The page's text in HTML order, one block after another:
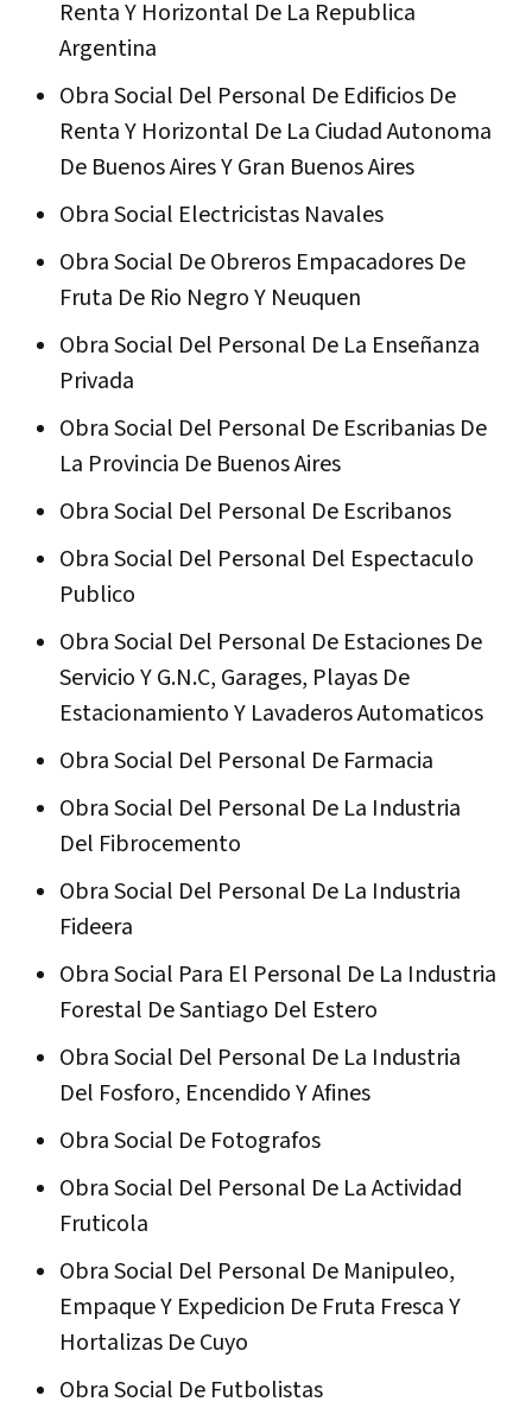
Renta Y Horizontal De La Republica
Argentina
Obra Social Del Personal De Edificios De
Renta Y Horizontal De La Ciudad Autonoma
De Buenos Aires Y Gran Buenos Aires
Obra Social Electricistas Navales
Obra Social De Obreros Empacadores De
Fruta De Rio Negro Y Neuquen
Obra Social Del Personal De La Enseñanza
Privada
Obra Social Del Personal De Escribanias De
La Provincia De Buenos Aires
Obra Social Del Personal De Escribanos
Obra Social Del Personal Del Espectaculo
Publico
Obra Social Del Personal De Estaciones De
Servicio Y G.N.C, Garages, Playas De
Estacionamiento Y Lavaderos Automaticos
Obra Social Del Personal De Farmacia
Obra Social Del Personal De La Industria
Del Fibrocemento
Obra Social Del Personal De La Industria
Fideera
Obra Social Para El Personal De La Industria
Forestal De Santiago Del Estero
Obra Social Del Personal De La Industria
Del Fosforo, Encendido Y Afines
Obra Social De Fotografos
Obra Social Del Personal De La Actividad
Fruticola
Obra Social Del Personal De Manipuleo,
Empaque Y Expedicion De Fruta Fresca Y
Hortalizas De Cuyo
Obra Social De Futbolistas